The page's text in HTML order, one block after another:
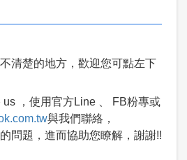
清楚的地方，歡迎您可點左下
us ，使用官方Line 、 FB粉專或
與我們聯絡，
問題，進而協助您瞭解，謝謝!!